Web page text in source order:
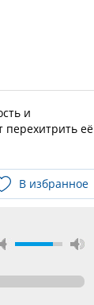
и
перехитрить её
В избранное